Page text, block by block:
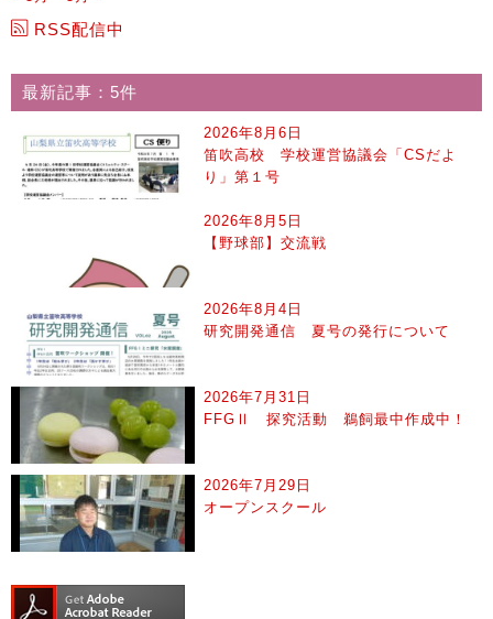
RSS配信中
最新記事：5件
2026年8月6日
笛吹高校 学校運営協議会「CSだよ
り」第１号
2026年8月5日
【野球部】交流戦
2026年8月4日
研究開発通信 夏号の発行について
2026年7月31日
FFGⅡ 探究活動 鵜飼最中作成中！
2026年7月29日
オープンスクール